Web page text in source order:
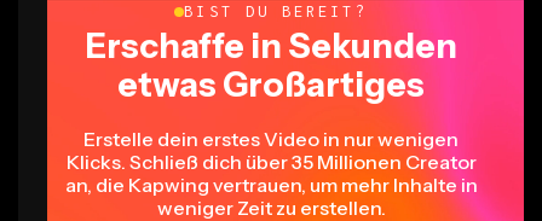
Erschaffe in Sekunden
etwas Großartiges
Klicks. Schließ dich über 35 Millionen Creator
an, die Kapwing vertrauen, um mehr Inhalte in
weniger Zeit zu erstellen.